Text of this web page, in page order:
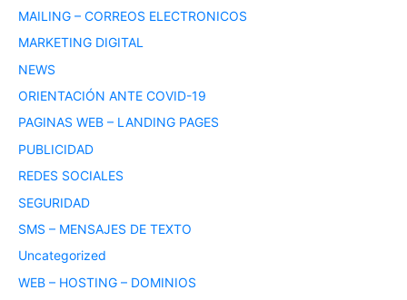
MAILING – CORREOS ELECTRONICOS
MARKETING DIGITAL
NEWS
ORIENTACIÓN ANTE COVID-19
PAGINAS WEB – LANDING PAGES
PUBLICIDAD
REDES SOCIALES
SEGURIDAD
SMS – MENSAJES DE TEXTO
Uncategorized
WEB – HOSTING – DOMINIOS